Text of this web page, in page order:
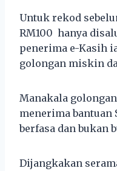
Untuk rekod
RM100 hanya
penerima e-Kasih
golongan miskin
Manakala
menerima bantuan
berfasa dan bukan
Dijangkakan